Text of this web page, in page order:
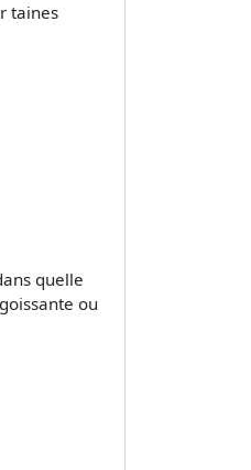
taines
quelle
ou